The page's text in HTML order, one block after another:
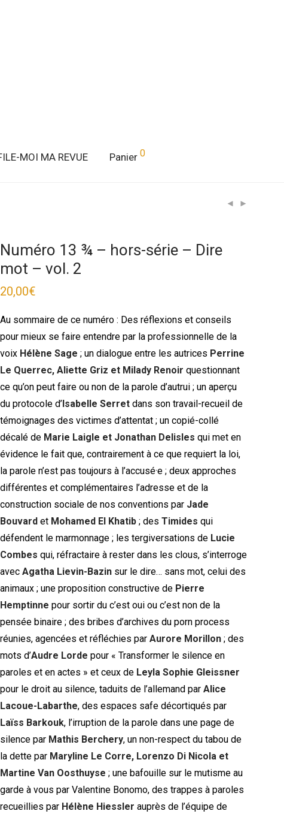
MOI MA REVUE Panier 0
Numéro 13 ¾ – hors-série – Dire
mot – vol. 2
20,00€
Au sommaire de ce numéro : Des réflexions et conseils
pour mieux se faire entendre par la professionnelle de la
voix Hélène Sage ; un dialogue entre les autrices Perrine
Le Querrec, Aliette Griz et Milady Renoir questionnant
ce qu’on peut faire ou non de la parole d’autrui ; un aperçu
du protocole d’Isabelle Serretdans son travail-recueil de
témoignages des victimes d’attentat ; un copié-collé
décalé de Marie Laigle et Jonathan Delisles qui met en
évidence le fait que, contrairement à ce que requiert la loi,
la parole n’est pas toujours à l’accusé·e ; deux approches
différentes et complémentaires l’adresse et de la
construction sociale de nos conventions par Jade
Bouvard et Mohamed El Khatib; des Timides qui
défendent le marmonnage ; les tergiversations de Lucie
Combes qui, réfractaire à rester dans les clous, s’interroge
avec Agatha Lievin-Bazinsur le dire… sans mot, celui des
animaux ; une proposition constructive de Pierre
Hemptinne pour sortir du c’est oui ou c’est non de la
pensée binaire ; des bribes d’archives du porn process
réunies, agencées et réfléchies par Aurore Morillon; des
mots d’Audre Lorde pour « Transformer le silence en
paroles et en actes » et ceux de Leyla Sophie Gleissner
pour le droit au silence, taduits de l’allemand par Alice
Lacoue-Labarthe, des espaces safe décortiqués par
Laïss Barkouk, l’irruption de la parole dans une page de
silence par Mathis Berchery, un non-respect du tabou de
la dette par Maryline Le Corre, Lorenzo Di Nicola et
Martine Van Oosthuyse ; une bafouille sur le mutisme au
garde à vous par Valentine Bonomo, des trappes à paroles
recueillies par Hélène Hiessler auprès de l’équipe de